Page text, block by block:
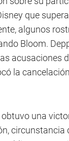
que
algunos
Bloom.
acusaciones
la
una
circunstancia